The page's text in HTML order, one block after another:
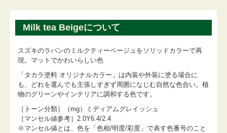
Milk tea Beigeについて
スズキのラパンのミルクティーベージュをソリッドカラーで再
現。マットでかわいらしい色
「タカラ塗料 オリジナルカラー」は内装や外装に塗る場合に
も、どれを選んでも主張しすぎず周囲になじむ自然な色合い。植
物のグリーンやインテリアに調和する色です。
［トーン分類］（mg）ミディアムグレイッシュ
［マンセル値参考］2.0Y6.4/2.4
※マンセル値とは、色を「色相/明度/彩度」で表す色番号のこと